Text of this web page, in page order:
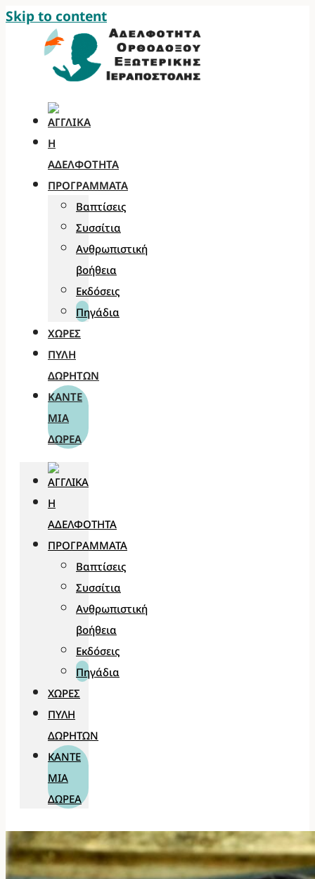
Skip to content
Η
ΑΔΕΛΦΌΤΗΤΑ
ΠΡΟΓΡΆΜΜΑΤΑ
Βαπτίσεις
Συσσίτια
Ανθρωπιστική
βοήθεια
Εκδόσεις
Πηγάδια
ΧΏΡΕΣ
ΠΎΛΗ
ΔΩΡΗΤΏΝ
ΚΆΝΤΕ
ΜΊΑ
ΔΩΡΕΆ
Η
ΑΔΕΛΦΌΤΗΤΑ
ΠΡΟΓΡΆΜΜΑΤΑ
Βαπτίσεις
Συσσίτια
Ανθρωπιστική
βοήθεια
Εκδόσεις
Πηγάδια
ΧΏΡΕΣ
ΠΎΛΗ
ΔΩΡΗΤΏΝ
ΚΆΝΤΕ
ΜΊΑ
ΔΩΡΕΆ